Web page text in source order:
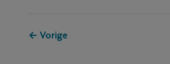
← Vorige